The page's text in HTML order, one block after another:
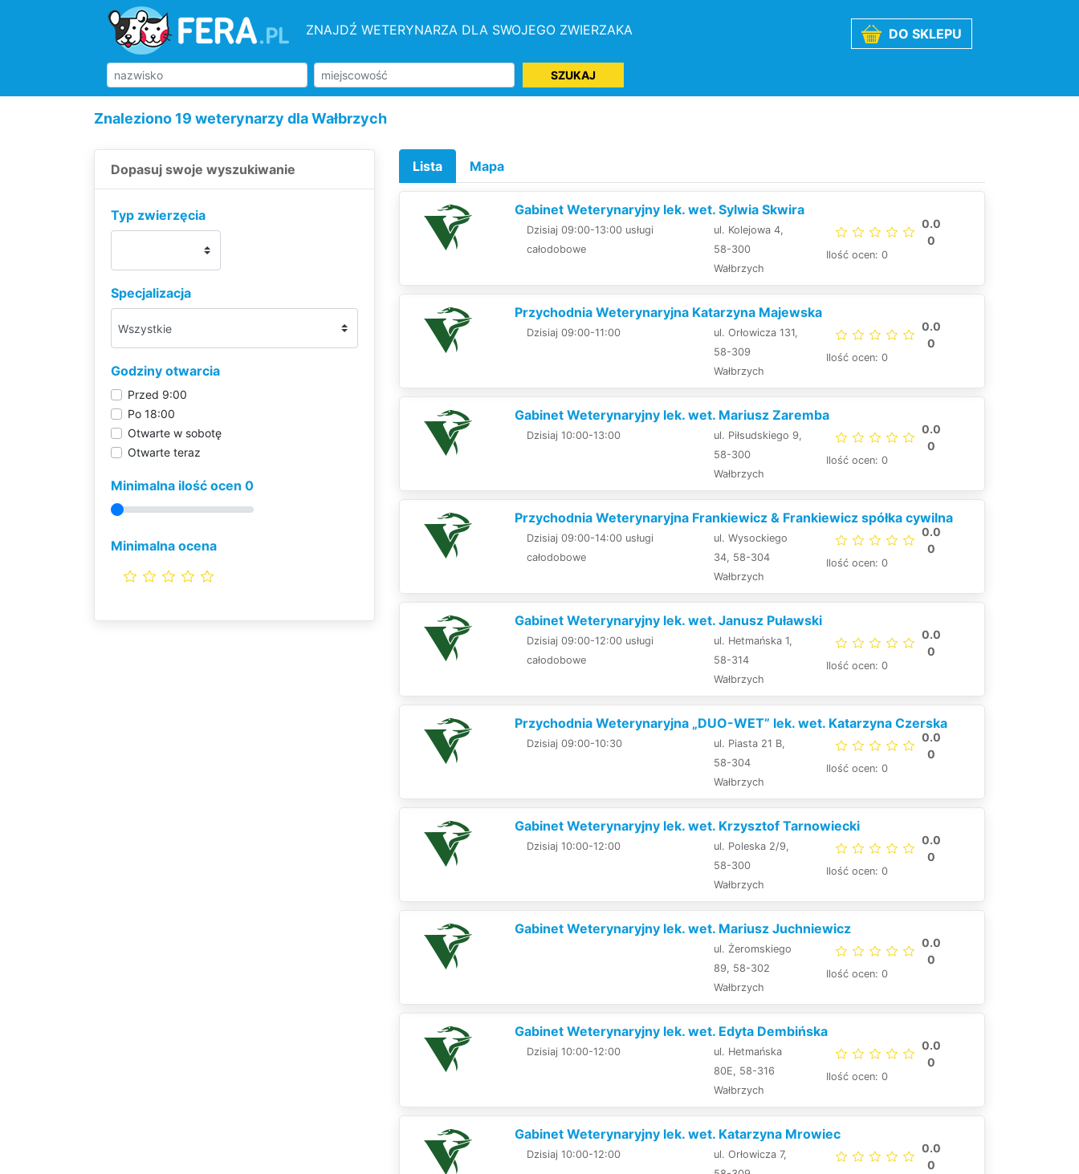
ZNAJDŹ WETERYNARZA DLA SWOJEGO ZWIERZAKA DO SKLEPU
SZUKAJ
Znaleziono 19 weterynarzy dla Wałbrzych
Dopasuj swoje wyszukiwanie
Typ zwierzęcia
Specjalizacja
Godziny otwarcia
Przed 9:00
Po 18:00
Otwarte w sobotę
Otwarte teraz
Minimalna ilość ocen 0
Minimalna ocena
Lista Mapa
Gabinet Weterynaryjny lek. wet. Sylwia Skwira
Dzisiaj 09:00-13:00 usługi
całodobowe
ul. Kolejowa 4,
58-300
Wałbrzych
0.0
0
Ilość ocen: 0
Przychodnia Weterynaryjna Katarzyna Majewska
Dzisiaj 09:00-11:00
ul. Orłowicza 131,
58-309
Wałbrzych
0.0
0
Ilość ocen: 0
Gabinet Weterynaryjny lek. wet. Mariusz Zaremba
Dzisiaj 10:00-13:00
ul. Piłsudskiego 9,
58-300
Wałbrzych
0.0
0
Ilość ocen: 0
Przychodnia Weterynaryjna Frankiewicz & Frankiewicz spółka cywilna
Dzisiaj 09:00-14:00 usługi
całodobowe
ul. Wysockiego
34, 58-304
Wałbrzych
0.0
0
Ilość ocen: 0
Gabinet Weterynaryjny lek. wet. Janusz Puławski
Dzisiaj 09:00-12:00 usługi
całodobowe
ul. Hetmańska 1,
58-314
Wałbrzych
0.0
0
Ilość ocen: 0
Przychodnia Weterynaryjna „DUO-WET” lek. wet. Katarzyna Czerska
Dzisiaj 09:00-10:30
ul. Piasta 21 B,
58-304
Wałbrzych
0.0
0
Ilość ocen: 0
Gabinet Weterynaryjny lek. wet. Krzysztof Tarnowiecki
Dzisiaj 10:00-12:00
ul. Poleska 2/9,
58-300
Wałbrzych
0.0
0
Ilość ocen: 0
Gabinet Weterynaryjny lek. wet. Mariusz Juchniewicz
ul. Żeromskiego
89, 58-302
Wałbrzych
0.0
0
Ilość ocen: 0
Gabinet Weterynaryjny lek. wet. Edyta Dembińska
Dzisiaj 10:00-12:00
ul. Hetmańska
80E, 58-316
Wałbrzych
0.0
0
Ilość ocen: 0
Gabinet Weterynaryjny lek. wet. Katarzyna Mrowiec
Dzisiaj 10:00-12:00
ul. Orłowicza 7,
0.0
0